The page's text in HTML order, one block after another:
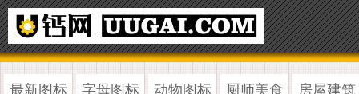
最新图标 字母图标 动物图标 厨师美食 房屋建筑